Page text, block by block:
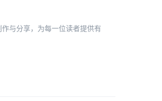
与分享，为每一位读者提供有